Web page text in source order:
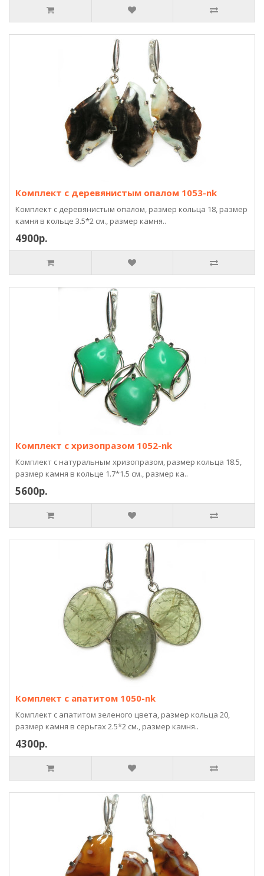
Комплект с деревянистым опалом 1053-nk
Комплект с деревянистым опалом, размер кольца 18, размер
камня в кольце 3.5*2 см., размер камня..
4900р.
Комплект с хризопразом 1052-nk
Комплект с натуральным хризопразом, размер кольца 18.5,
размер камня в кольце 1.7*1.5 см., размер ка..
5600р.
Комплект с апатитом 1050-nk
Комплект с апатитом зеленого цвета, размер кольца 20,
размер камня в серьгах 2.5*2 см., размер камня..
4300р.